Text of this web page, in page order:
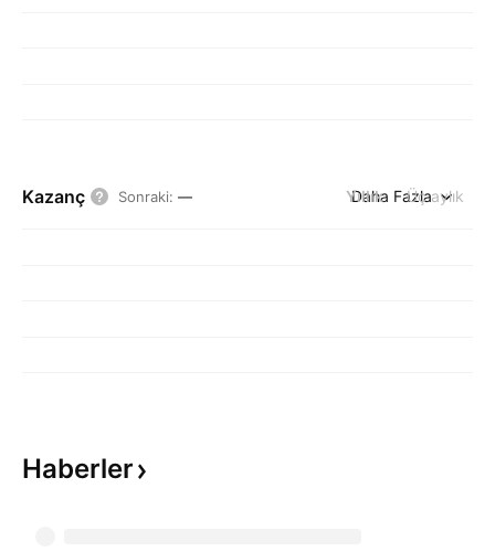
Kazanç Sonraki: — Yıllık Üç aylık
Daha Fazla
Haberler